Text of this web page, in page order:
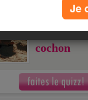
9/10
Tout est
cochon
Je